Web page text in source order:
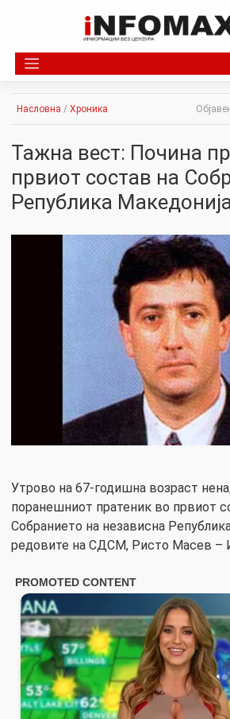
Насловна / Хроника
Тажна вест: Почина
првиот состав на
Република
Утрово на 67-годишна возраст
поранешниот пратеник во првиот
Собранието на независна
редовите на СДСМ, Ристо Масев –